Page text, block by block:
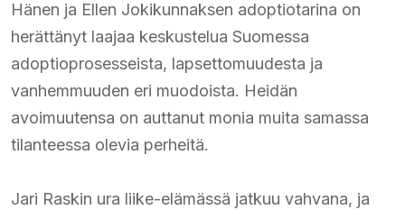
Hänen ja Ellen Jokikunnaksen adoptiotarina on
herättänyt laajaa keskustelua Suomessa
adoptioprosesseista, lapsettomuudesta ja
vanhemmuuden eri muodoista. Heidän
avoimuutensa on auttanut monia muita samassa
tilanteessa olevia perheitä.​
Jari Raskin ura liike-elämässä jatkuu vahvana, ja